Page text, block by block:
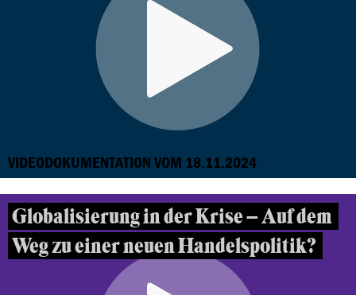
VIDEODOKUMENTATION VOM 18.11.2024
Globalisierung in der Krise – Auf dem
Weg zu einer neuen Handelspolitik?